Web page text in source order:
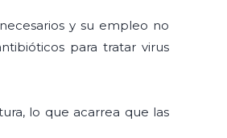
y su empleo no
para tratar virus
lo que acarrea que las